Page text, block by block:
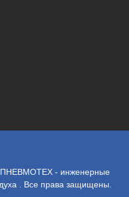
ПНЕВМОТЕХ - инженерные
. Все права защищены.